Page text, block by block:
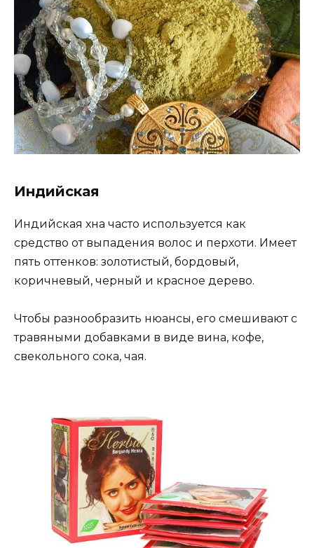
Индийская
Индийская хна часто используется как
средство от выпадения волос и перхоти. Имеет
пять оттенков: золотистый, бордовый,
коричневый, черный и красное дерево.
Чтобы разнообразить нюансы, его смешивают с
травяными добавками в виде вина, кофе,
свекольного сока, чая.